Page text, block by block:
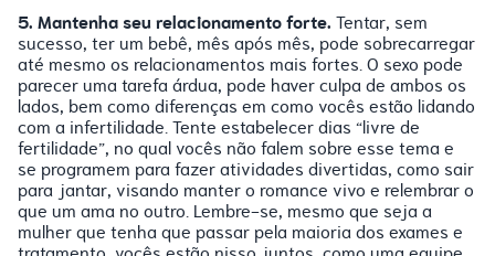
5. Mantenha seu relacionamento forte.Tentar, sem
sucesso, ter um bebê, mês após mês, pode sobrecarregar
até mesmo os relacionamentos mais fortes. O sexo pode
parecer uma tarefa árdua, pode haver culpa de ambos os
lados, bem como diferenças em como vocês estão lidando
com a infertilidade. Tente estabelecer dias “livre de
fertilidade”, no qual vocês não falem sobre esse tema e
se programem para fazer atividades divertidas, como sair
para jantar, visando manter o romance vivo e relembrar o
que um ama no outro. Lembre-se, mesmo que seja a
mulher que tenha que passar pela maioria dos exames e